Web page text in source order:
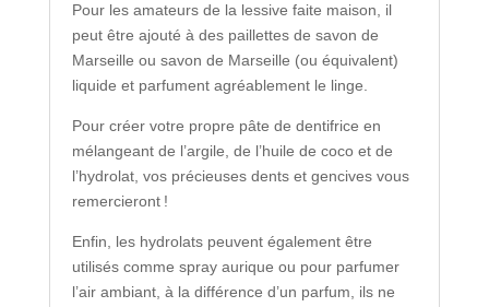
Pour les amateurs de la lessive faite maison, il
peut être ajouté à des paillettes de savon de
Marseille ou savon de Marseille (ou équivalent)
liquide et parfument agréablement le linge.
Pour créer votre propre pâte de dentifrice en
mélangeant de l’argile, de l’huile de coco et de
l’hydrolat, vos précieuses dents et gencives vous
remercieront !
Enfin, les hydrolats peuvent également être
utilisés comme spray aurique ou pour parfumer
l’air ambiant, à la différence d’un parfum, ils ne